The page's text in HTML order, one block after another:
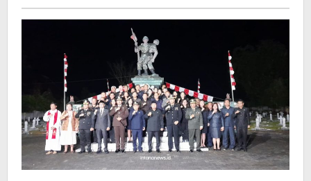
Taman
Pahlawan
Tondano